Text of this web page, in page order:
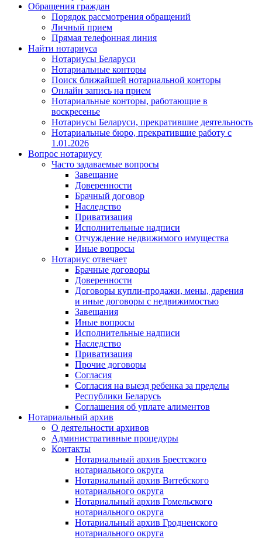
Обращения граждан
Порядок рассмотрения обращений
Личный прием
Прямая телефонная линия
Найти нотариуса
Нотариусы Беларуси
Нотариальные конторы
Поиск ближайшей нотариальной конторы
Онлайн запись на прием
Нотариальные конторы, работающие в
воскресенье
Нотариусы Беларуси, прекратившие деятельность
Нотариальные бюро, прекратившие работу с
1.01.2026
Вопрос нотариусу
Часто задаваемые вопросы
Завещание
Доверенности
Брачный договор
Наследство
Приватизация
Исполнительные надписи
Отчуждение недвижимого имущества
Иные вопросы
Нотариус отвечает
Брачные договоры
Доверенности
Договоры купли-продажи, мены, дарения
и иные договоры с недвижимостью
Завещания
Иные вопросы
Исполнительные надписи
Наследство
Приватизация
Прочие договоры
Согласия
Согласия на выезд ребенка за пределы
Республики Беларусь
Соглашения об уплате алиментов
Нотариальный архив
О деятельности архивов
Административные процедуры
Контакты
Нотариальный архив Брестского
нотариального округа
Нотариальный архив Витебского
нотариального округа
Нотариальный архив Гомельского
нотариального округа
Нотариальный архив Гродненского
нотариального округа